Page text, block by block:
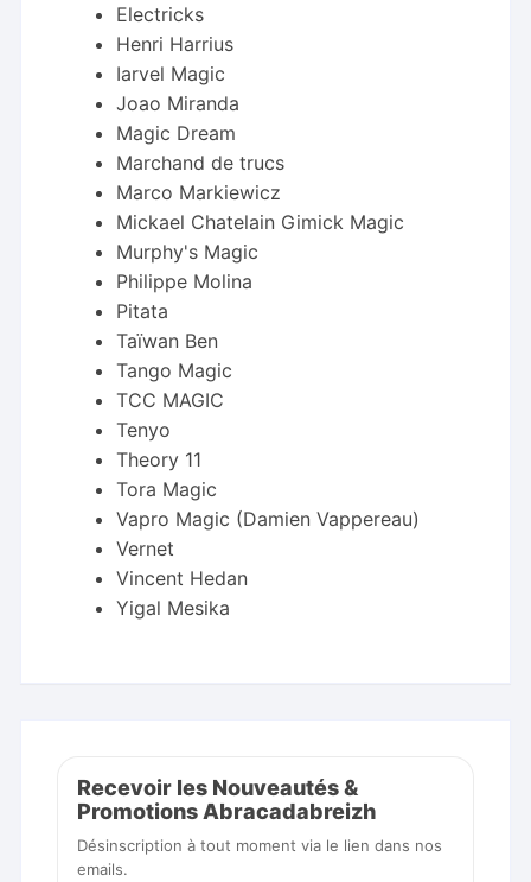
Electricks
Henri Harrius
Iarvel Magic
Joao Miranda
Magic Dream
Marchand de trucs
Marco Markiewicz
Mickael Chatelain Gimick Magic
Murphy's Magic
Philippe Molina
Pitata
Taïwan Ben
Tango Magic
TCC MAGIC
Tenyo
Theory 11
Tora Magic
Vapro Magic (Damien Vappereau)
Vernet
Vincent Hedan
Yigal Mesika
Recevoir les Nouveautés &
Promotions Abracadabreizh
Désinscription à tout moment via le lien dans nos
emails.